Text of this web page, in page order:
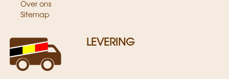
Over ons
Sitemap
LEVERING